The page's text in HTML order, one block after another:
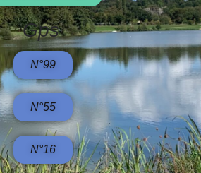
Gps
N°99
N°55
N°16